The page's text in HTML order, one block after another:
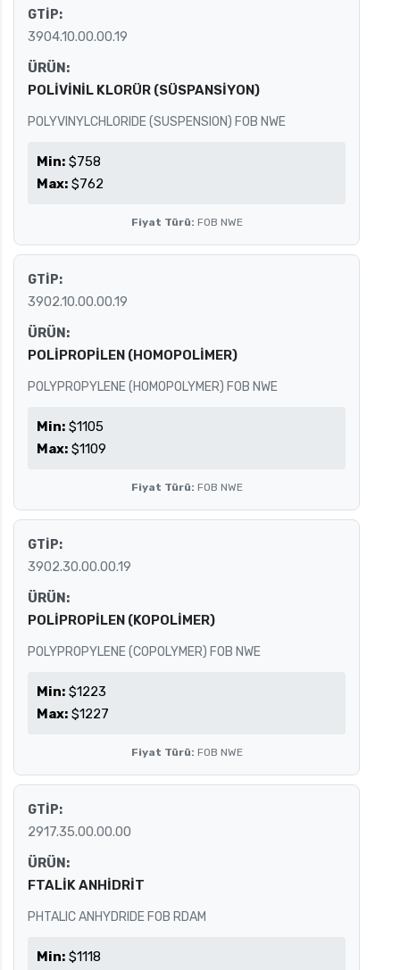
GTİP:
3904.10.00.00.19
ÜRÜN:
POLİVİNİL KLORÜR (SÜSPANSİYON)
POLYVINYLCHLORIDE (SUSPENSION) FOB NWE
Min: $758
Max: $762
Fiyat Türü: FOB NWE
GTİP:
3902.10.00.00.19
ÜRÜN:
POLİPROPİLEN (HOMOPOLİMER)
POLYPROPYLENE (HOMOPOLYMER) FOB NWE
Min: $1105
Max: $1109
Fiyat Türü: FOB NWE
GTİP:
3902.30.00.00.19
ÜRÜN:
POLİPROPİLEN (KOPOLİMER)
POLYPROPYLENE (COPOLYMER) FOB NWE
Min: $1223
Max: $1227
Fiyat Türü: FOB NWE
GTİP:
2917.35.00.00.00
ÜRÜN:
FTALİK ANHİDRİT
PHTALIC ANHYDRIDE FOB RDAM
Min: $1118